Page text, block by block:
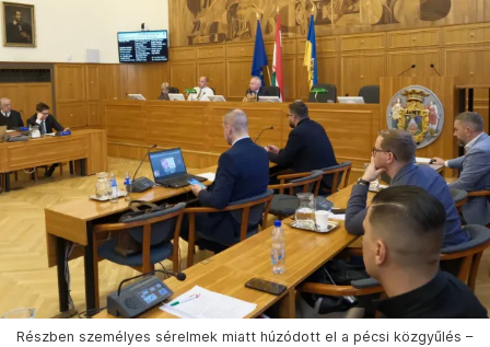
Részben személyes sérelmek miatt húzódott el a pécsi közgyűlés –